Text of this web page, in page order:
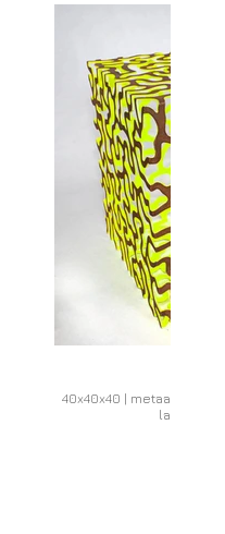
40x40x40 | metaal,
lak